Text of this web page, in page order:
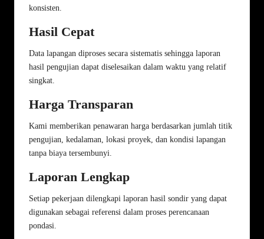
konsisten.
Hasil Cepat
Data lapangan diproses secara sistematis sehingga laporan
hasil pengujian dapat diselesaikan dalam waktu yang relatif
singkat.
Harga Transparan
Kami memberikan penawaran harga berdasarkan jumlah titik
pengujian, kedalaman, lokasi proyek, dan kondisi lapangan
tanpa biaya tersembunyi.
Laporan Lengkap
Setiap pekerjaan dilengkapi laporan hasil sondir yang dapat
digunakan sebagai referensi dalam proses perencanaan
pondasi.